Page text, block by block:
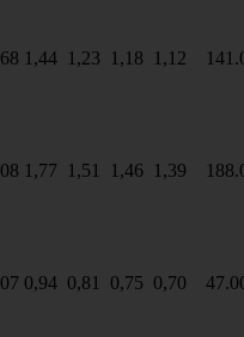
1,44 1,23 1,18 1,12
1,77 1,51 1,46 1,39
0,94 0,81 0,75 0,70